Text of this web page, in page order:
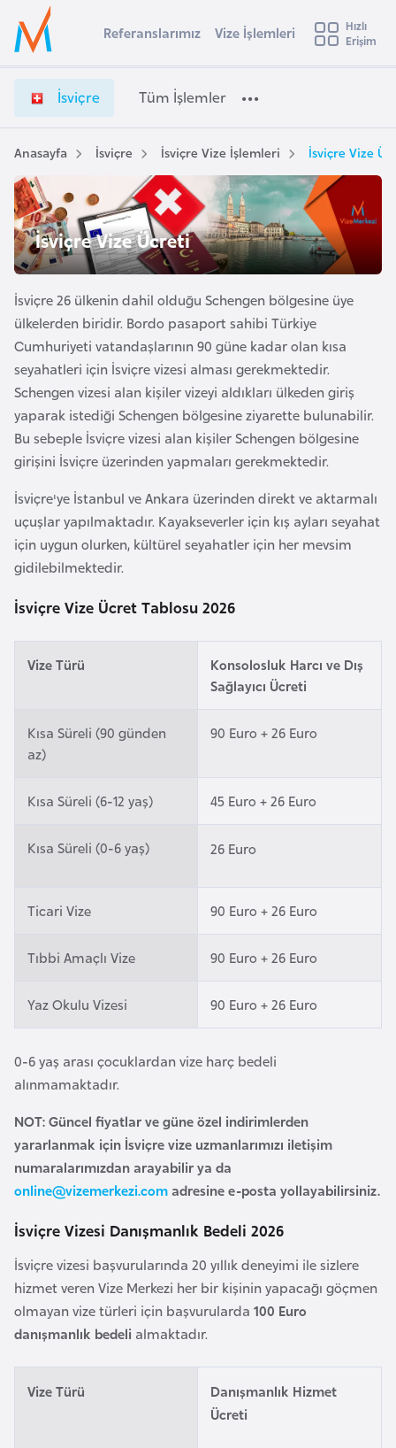
Ülke Seçimi
Başvuru yapmak istediğiniz ülkeyi seçin
Üye
Girişi
s
i
ç
V
i
z
e
İ
ş
l
e
m
l
e
r
i
e
t
ş
i
Referanslarımız Vize İşlemleri
Hızlı
Erişim
İsviçre Tüm İşlemler
Anasayfa İsviçre İsviçre Vize İşlemleri İsviçre Vize
İsviçre Vize Ücreti
İsviçre 26 ülkenin dahil olduğu Schengen bölgesine üye
ülkelerden biridir. Bordo pasaport sahibi Türkiye
Cumhuriyeti vatandaşlarının 90 güne kadar olan kısa
seyahatleri için İsviçre vizesi alması gerekmektedir.
Schengen vizesi alan kişiler vizeyi aldıkları ülkeden giriş
yaparak istediği Schengen bölgesine ziyarette bulunabilir.
Bu sebeple İsviçre vizesi alan kişiler Schengen bölgesine
girişini İsviçre üzerinden yapmaları gerekmektedir.
İsviçre'ye İstanbul ve Ankara üzerinden direkt ve aktarmalı
uçuşlar yapılmaktadır. Kayakseverler için kış ayları seyahat
için uygun olurken, kültürel seyahatler için her mevsim
gidilebilmektedir.
İsviçre Vize Ücret Tablosu 2026
Vize Türü
Konsolosluk Harcı ve Dış
Sağlayıcı Ücreti
Kısa Süreli (90 günden
az)
90 Euro + 26 Euro
Kısa Süreli (6-12 yaş) 45 Euro + 26 Euro
Kısa Süreli (0-6 yaş) 26 Euro
Ticari Vize 90 Euro + 26 Euro
Tıbbi Amaçlı Vize 90 Euro + 26 Euro
Yaz Okulu Vizesi 90 Euro + 26 Euro
0-6 yaş arası çocuklardan vize harç bedeli
alınmamaktadır.
NOT: Güncel fiyatlar ve güne özel indirimlerden
yararlanmak için İsviçre vize uzmanlarımızı iletişim
numaralarımızdan arayabilir ya da
online@vizemerkezi.comadresine e-posta yollayabilirsiniz.
İsviçre Vizesi Danışmanlık Bedeli 2026
İsviçre vizesi başvurularında 20 yıllık deneyimi ile sizlere
hizmet veren Vize Merkezi her bir kişinin yapacağı göçmen
olmayan vize türleri için başvurularda 100 Euro
danışmanlık bedeli almaktadır.
Vize Türü
Danışmanlık Hizmet
Ücreti
s
t
r
a
A
v
u
t
u
r
y
a
A
e
r
b
a
c
a
n
a
h
e
n
B
n
l
e
ş
B
e
l
r
u
B
ç